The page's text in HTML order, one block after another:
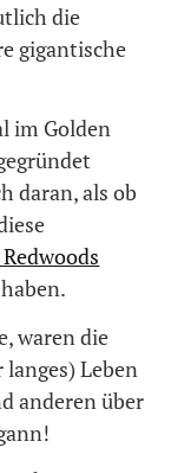
die
gigantische
im Golden
daran, als ob
waren die
Leben
anderen über